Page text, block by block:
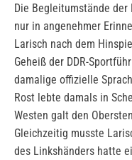
Die Begleitumstände
nur in angenehmer
Larisch nach dem
Geheiß der DDR-
damalige offizielle
Rost lebte damals in
Westen galt den
Gleichzeitig musste
des Linkshänders hatte